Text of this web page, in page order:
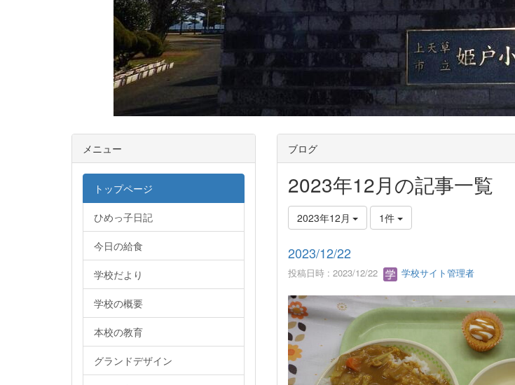
ブログ
2023年12月の記事一覧
2023年12月 1件
2023/12/22
投稿日時 : 2023/12/22 学校サイト管理者
メニュー
トップページ
ひめっ子日記
今日の給食
学校だより
学校の概要
本校の教育
グランドデザイン